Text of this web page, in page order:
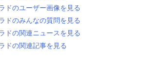
ドのユーザー画像を見る
ドのみんなの質問を見る
ドの関連ニュースを見る
ドの関連記事を見る